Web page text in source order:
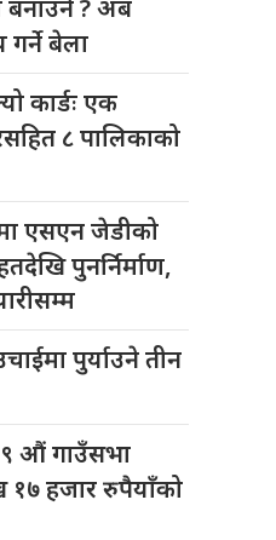
बनाउने ? अब
गर्ने बेला
कार्डः एक
८ पालिकाको
एसएन जेडीको
पुनर्निर्माण,
पुर्याउने तीन
औं गाउँसभा
१७ हजार रुपैयाँको